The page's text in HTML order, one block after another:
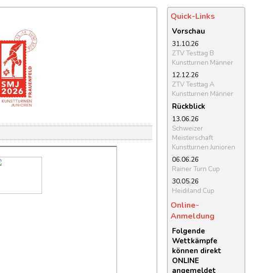
Quick-Links
Vorschau
31.10.26
ZTV Testtag B
Kunstturnen Männer
12.12.26
ZTV Testtag A
Kunstturnen Männer
Rückblick
13.06.26
Schweizer
Meisterschaft
Kunstturnen Junioren
06.06.26
Rainer Turn Cup
30.05.26
Heidiland Cup
Online-
Anmeldung
Folgende
Wettkämpfe
können direkt
ONLINE
angemeldet